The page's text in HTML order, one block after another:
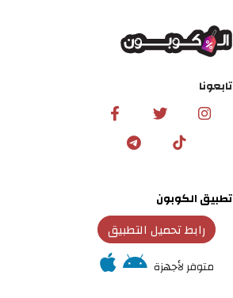
تابعونا
تطبيق الكوبون
رابط تحميل التطبيق
متوفر لأجهزة